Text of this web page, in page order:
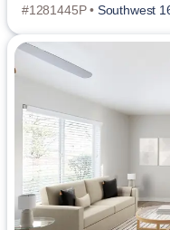
#1281445P • Southwest